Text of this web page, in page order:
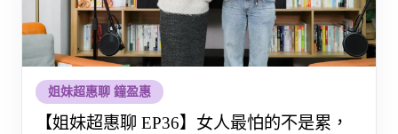
姐妹超惠聊 鐘盈惠
【姐妹超惠聊 EP36】女人最怕的不是累，